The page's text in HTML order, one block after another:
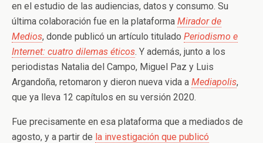
en el estudio de las audiencias, datos y consumo. Su
última colaboración fue en la plataforma Mirador de
Medios, donde publicó un artículo titulado Periodismo e
Internet: cuatro dilemas éticos. Y además, junto a los
periodistas Natalia del Campo, Miguel Paz y Luis
Argandoña, retomaron y dieron nueva vida a Mediapolis,
que ya lleva 12 capítulos en su versión 2020.
Fue precisamente en esa plataforma que a mediados de
agosto, y a partir de la investigación que publicó